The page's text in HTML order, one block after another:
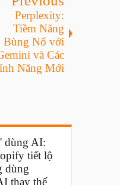
Perplexity:
Tiềm Năng
Bùng Nổ với
và Các
Năng Mới
dùng AI:
tiết lộ
dùng
thay thế